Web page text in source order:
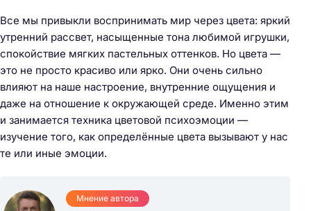
Все мы привыкли воспринимать мир через цвета: яркий
утренний рассвет, насыщенные тона любимой игрушки,
спокойствие мягких пастельных оттенков. Но цвета —
это не просто красиво или ярко. Они очень сильно
влияют на наше настроение, внутренние ощущения и
даже на отношение к окружающей среде. Именно этим
и занимается техника цветовой психоэмоции —
изучение того, как определённые цвета вызывают у нас
те или иные эмоции.
Мнение автора